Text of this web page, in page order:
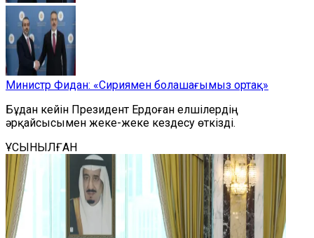
Министр Фидан: «Сириямен болашағымыз ортақ»
Бұдан кейін Президент Ердоған елшілердің
әрқайсысымен жеке-жеке кездесу өткізді.
ҰСЫНЫЛҒАН